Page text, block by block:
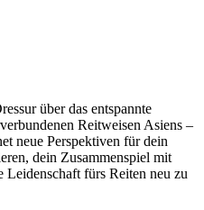
über das entspannte
Reitweisen Asiens –
neue Perspektiven für dein
dein Zusammenspiel mit
Leidenschaft fürs Reiten neu zu